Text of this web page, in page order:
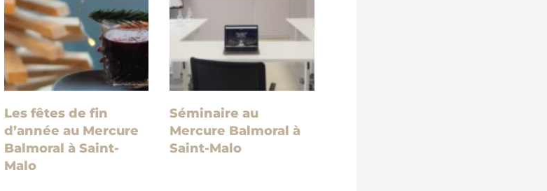
Les fêtes de fin
d’année au Mercure
Balmoral à Saint-
Malo
Séminaire au
Mercure Balmoral à
Saint-Malo